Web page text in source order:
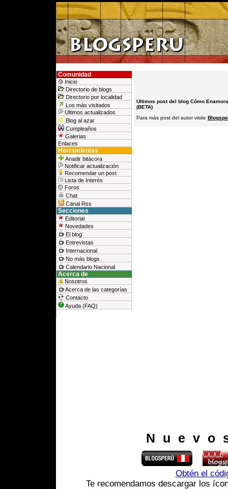
Comunidad
Inicio
Directorio de blogs
Directorio por localidad
Los más visitados
Ultimos actualizados
Blog al azar
Cumpleaños
Galerias
Enlaces
Herramientas
Anadir bitácora
Notificar actualización
Recomendar un post
Lista de Interés
Foros
Chat
Canal Rss
Secciones
Editorial
Novedades
El blog
Entrevistas
Internacional
No más blogs
Calendario Nacional
Acerca de
Nosotros
Acerca de las categorías
Contacto
Ayuda (FAQ)
Ultimos post del blog Cómo
(BETA)
Para más post del autor visite
Obtén el
Te recomendamos descargar los